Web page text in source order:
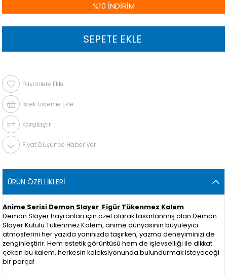
%10 İNDIRIM
Favorilere Ekle
İstek Listeme Ekle
Karşılaştır
Fiyat Düşünce Haber Ver
ÜRÜN ÖZELLIKLERI
Anime Serisi Demon Slayer Figür Tükenmez Kalem
Demon Slayer hayranları için özel olarak tasarlanmış olan Demon
Slayer Kutulu Tükenmez Kalem, anime dünyasının büyüleyici
atmosferini her yazıda yanınızda taşırken, yazma deneyiminizi de
zenginleştirir. Hem estetik görüntüsü hem de işlevselliği ile dikkat
çeken bu kalem, herkesin koleksiyonunda bulundurmak isteyeceği
bir parça!